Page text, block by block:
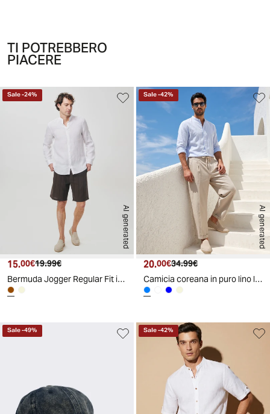
TI POTREBBERO
PIACERE
AI generated
Sale-24%
Prezzo attuale
15.00€ Prezzo originale
19.99€
Bermuda Jogger Regular Fit in Jacquard - Moro
AI generated
Sale-42%
Prezzo attuale
20.00€ Prezzo originale
34.99€
Camicia coreana in puro lino leggero - Celeste polvere
Sale-49% Sale-42%